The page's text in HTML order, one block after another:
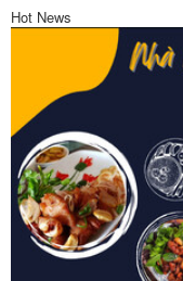
Hot News